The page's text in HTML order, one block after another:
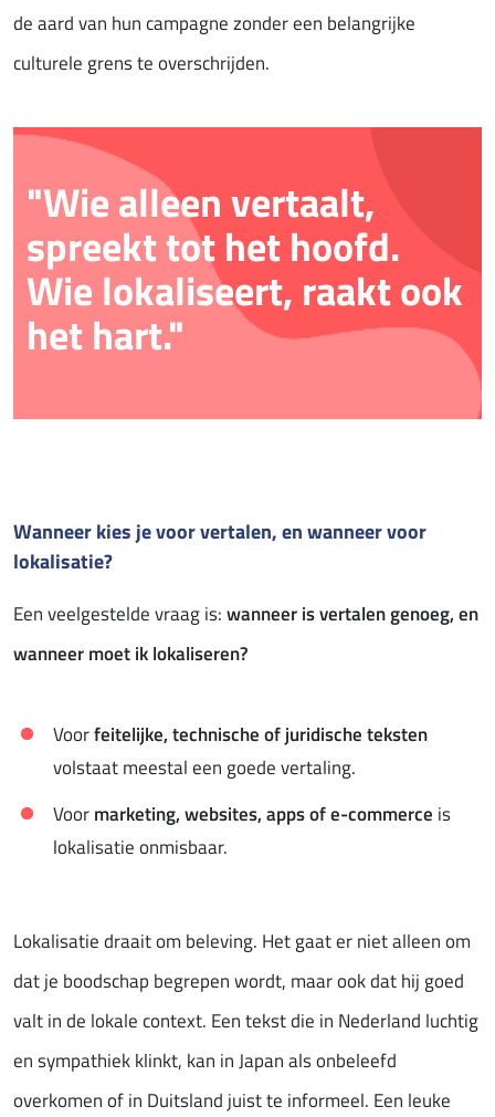
de aard van hun campagne zonder een belangrijke
culturele grens te overschrijden.
"Wie alleen vertaalt,
spreekt tot het hoofd.
Wie lokaliseert, raakt ook
het hart."
Wanneer kies je voor vertalen, en wanneer voor
lokalisatie?
Een veelgestelde vraag is:wanneer is vertalen genoeg, en
wanneer moet ik lokaliseren?
Voorfeitelijke, technische of juridische teksten
volstaat meestal een goede vertaling.
Voormarketing, websites, apps of e-commerce is
lokalisatie onmisbaar.
Lokalisatie draait om beleving. Het gaat er niet alleen om
dat je boodschap begrepen wordt, maar ook dat hij goed
valt in de lokale context. Een tekst die in Nederland luchtig
en sympathiek klinkt, kan in Japan als onbeleefd
overkomen of in Duitsland juist te informeel. Een leuke